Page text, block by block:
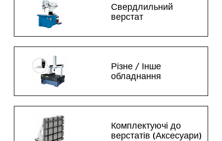
Свердлильний
верстат
Різне / Інше
обладнання
Комплектуючі до
верстатів (Аксесуари)